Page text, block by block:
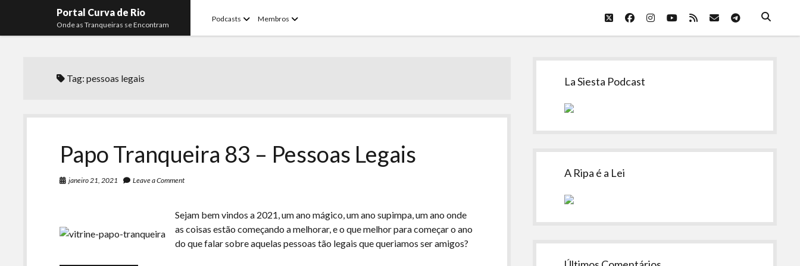
Portal Curva de Rio
Onde as Tranqueiras se Encontram
Podcasts openMembros open
twitterfacebookinstagram
youtube
rss emailtelegram
Tag:pessoas legais
Papo Tranqueira 83 – Pessoas Legais
janeiro 21, 2021 Leave a Comment
Sejam bem vindos a 2021, um ano mágico, um ano supimpa, um ano onde
as coisas estão começando a melhorar, e o que melhor para começar o ano
do que falar sobre aquelas pessoas tão legais que queriamos ser amigos?
Sidebar
La Siesta Podcast
A Ripa é a Lei